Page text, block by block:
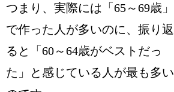
つまり、実際には「65～69歳」
で作った人が多いのに、振り返
ると「60～64歳がベストだっ
た」と感じている人が最も多い